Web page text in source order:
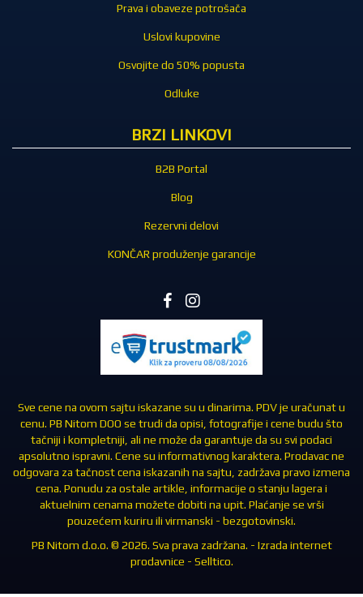
Prava i obaveze potrošača
Uslovi kupovine
Osvojite do 50% popusta
Odluke
BRZI LINKOVI
B2B Portal
Blog
Rezervni delovi
KONČAR produženje garancije
Sve cene na ovom sajtu iskazane su u dinarima. PDV je uračunat u
cenu. PB Nitom DOO se trudi da opisi, fotografije i cene budu što
tačniji i kompletniji, ali ne može da garantuje da su svi podaci
apsolutno ispravni. Cene su informativnog karaktera. Prodavac ne
odgovara za tačnost cena iskazanih na sajtu, zadržava pravo izmena
cena. Ponudu za ostale artikle, informacije o stanju lagera i
aktuelnim cenama možete dobiti na upit. Plaćanje se vrši
pouzećem kuriru ili virmanski - bezgotovinski.
PB Nitom d.o.o. © 2026. Sva prava zadržana. - Izrada internet
prodavnice - Selltico.